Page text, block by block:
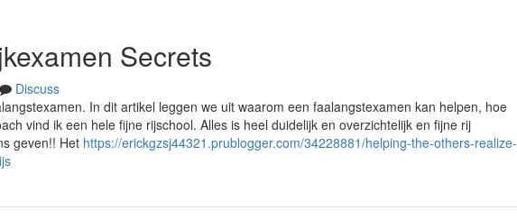
Secrets
Discuss
In dit artikel leggen we uit waarom een faalangstexamen kan helpen, hoe
vind ik een hele fijne rijschool. Alles is heel duidelijk en overzichtelijk en fijne rij
geven!! Het https://erickgzsj44321.prublogger.com/34228881/helping-the-others-realize-